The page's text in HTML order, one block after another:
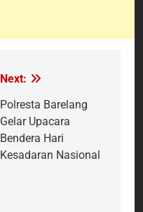
Next:
Polresta Barelang
Gelar Upacara
Bendera Hari
Kesadaran Nasional